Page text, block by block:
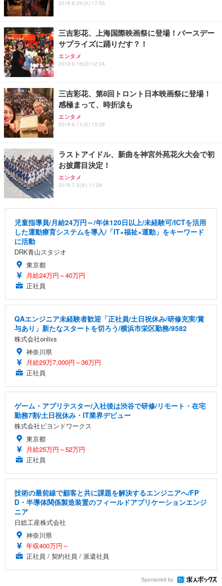
2019.6.25(火) 17:33
三吉彩花、上海国際映画祭に登場！バースデー
サプライズに踊りだす？！
エンタメ
2019.6.16(日) 12:24
三吉彩花、第8回トロント日本映画祭に登場！
感極まって、時折涙も
エンタメ
2019.6.11(火) 15:28
ラストアイドル、新曲を神宮外苑花火大会で初
お披露目決定！
エンタメ
2019.7.3(水) 11:29
児童指導員/月給24万円～/年休120日以上/未経験可/ICTを活用
した運動療育システムを導入/「IT×福祉×運動」をキーワード
に活動
DRK青山スタジオ
東京都
月給24万円～40万円
正社員
QAエンジニア未経験者歓迎「正社員/土日祝休み/研修充実/賞
与あり」新たなスタートを切ろう/横浜市栄区勤務/9582
株式会社onlixs
神奈川県
月給29万7,000円～36万円
正社員
ゲーム・アプリテスター/入社後は渋谷で研修/リモート・在宅
勤務7割/土日祝休み・IT業界デビュー
株式会社ビヨンドワークス
東京都
月給25万円～52万円
正社員
技術の最前線で顧客と共に課題を解決するエンジニアへ/FP
D・半導体関係製造装置のフィールドアプリケーションエンジ
ニア
日総工産株式会社
神奈川県
年収400万円～
正社員 / 契約社員 / 派遣社員
Sponsored by